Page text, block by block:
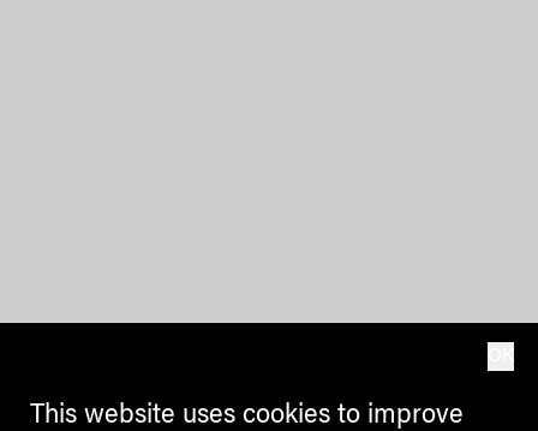
This website uses cookies to improve